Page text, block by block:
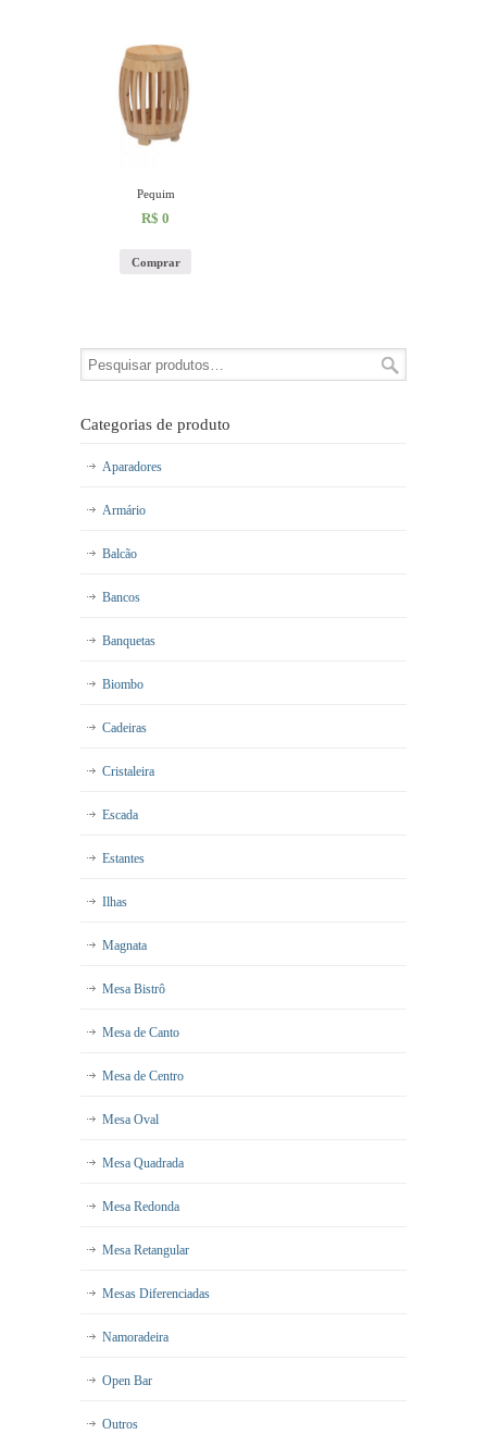
Pequim
R$ 0
Comprar
Categorias de produto
Aparadores
Armário
Balcão
Bancos
Banquetas
Biombo
Cadeiras
Cristaleira
Escada
Estantes
Ilhas
Magnata
Mesa Bistrô
Mesa de Canto
Mesa de Centro
Mesa Oval
Mesa Quadrada
Mesa Redonda
Mesa Retangular
Mesas Diferenciadas
Namoradeira
Open Bar
Outros